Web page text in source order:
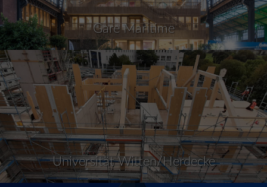
Gare Maritime
Universität Witten/Herdecke